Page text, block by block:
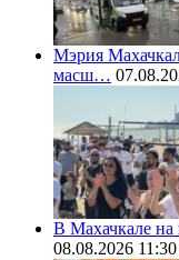
Мэрия
масш…
В Махачкале на
08.08.2026 11:30